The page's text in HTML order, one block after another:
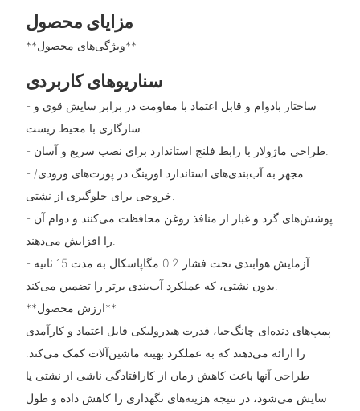
مزایای محصول
**ویژگی‌های محصول**
سناریوهای کاربردی
- ساختار بادوام و قابل اعتماد با مقاومت در برابر سایش قوی و
- طراحی ماژولار با رابط فلنج استاندارد برای نصب سریع و آسان.
- مجهز به آب‌بندی‌های استاندارد اورینگ در پورت‌های ورودی/
- پوشش‌های گرد و غبار از منافذ روغن محافظت می‌کنند و دوام آن
- آزمایش هوابندی تحت فشار 0.2 مگاپاسکال به مدت 15 ثانیه
**ارزش محصول**
پمپ‌های دنده‌ای چانگ‌جیا، قدرت هیدرولیکی قابل اعتماد و کارآمدی
را ارائه می‌دهند که به عملکرد بهینه ماشین‌آلات کمک می‌کند.
طراحی آنها باعث کاهش زمان از کارافتادگی ناشی از نشتی یا
سایش می‌شود، در نتیجه هزینه‌های نگهداری را کاهش داده و طول